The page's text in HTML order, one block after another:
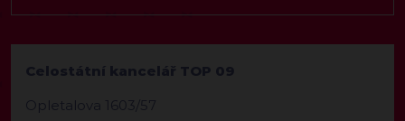
Celostátní kancelář TOP 09
Opletalova 1603/57